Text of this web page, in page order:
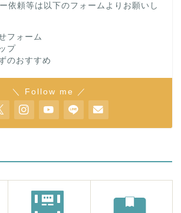
依頼等は以下のフォームよりお願いし
フォーム
プ
のおすすめ
＼ Follow me ／